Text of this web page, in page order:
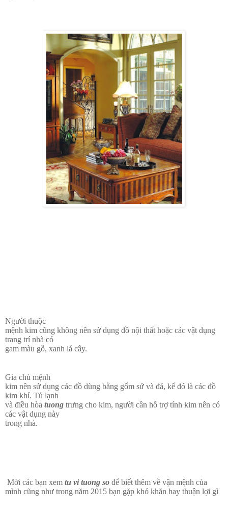
Người thuộc
mệnh kim cũng không nên sử dụng đồ nội thất hoặc các vật dụng
trang trí nhà có
gam màu gỗ, xanh lá cây.
Gia chủ mệnh
kim nên sử dụng các đồ dùng bằng gốm sứ và đá, kế đó là các đồ
kim khí. Tủ lạnh
và điều hòa tuong trưng cho kim, người cần hỗ trợ tính kim nên có
các vật dụng này
trong nhà.
Mời các bạn xem tu vi tuong so để biết thêm về vận mệnh của
mình cũng như trong năm 2015 bạn gặp khó khăn hay thuận lợi gì